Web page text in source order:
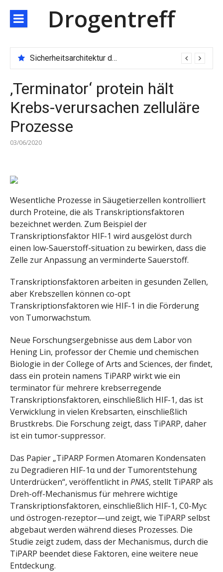
zum
Inhalt
Drogentreff
Sicherheitsarchitektur der nächsten Generation: JARXE kombiniert Multi-Wallet und MPC als Schutzschild für digitales Vertrauen
‚Terminator‘ protein hält
Krebs-verursachen zelluläre
Prozesse
03/06/2020
Wesentliche Prozesse in Säugetierzellen kontrolliert
durch Proteine, die als Transkriptionsfaktoren
bezeichnet werden. Zum Beispiel der
Transkriptionsfaktor HIF-1 wird ausgelöst durch
einen low-Sauerstoff-situation zu bewirken, dass die
Zelle zur Anpassung an verminderte Sauerstoff.
Transkriptionsfaktoren arbeiten in gesunden Zellen,
aber Krebszellen können co-opt
Transkriptionsfaktoren wie HIF-1 in die Förderung
von Tumorwachstum.
Neue Forschungsergebnisse aus dem Labor von
Hening Lin, professor der Chemie und chemischen
Biologie in der College of Arts and Sciences, der findet,
dass ein protein namens TiPARP wirkt wie ein
terminator für mehrere krebserregende
Transkriptionsfaktoren, einschließlich HIF-1, das ist
Verwicklung in vielen Krebsarten, einschließlich
Brustkrebs. Die Forschung zeigt, dass TiPARP, daher
ist ein tumor-suppressor.
Das Papier „TiPARP Formen Atomaren Kondensaten
zu Degradieren HIF-1α und der Tumorentstehung
Unterdrücken“, veröffentlicht in PNAS, stellt TiPARP als
Dreh-off-Mechanismus für mehrere wichtige
Transkriptionsfaktoren, einschließlich HIF-1, C0-Myc
und östrogen-rezeptor—und zeigt, wie TiPARP selbst
abgebaut werden während dieses Prozesses. Die
Studie zeigt zudem, dass der Mechanismus, durch die
TiPARP beendet diese Faktoren, eine weitere neue
Entdeckung.